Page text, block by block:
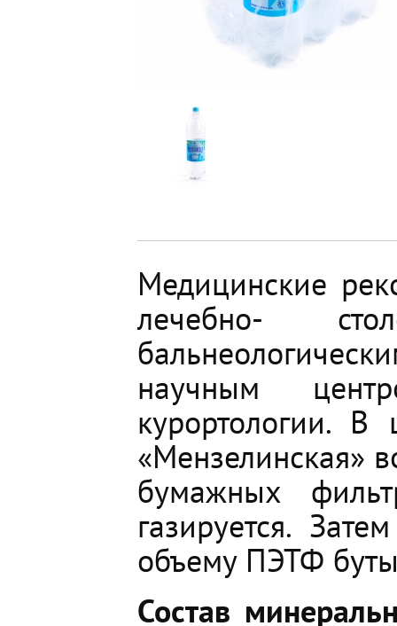
Медицинские
лечебно-
научным
курортологии.
«Мензелинская»
бумажных
газируется.
объему ПЭТФ
Состав